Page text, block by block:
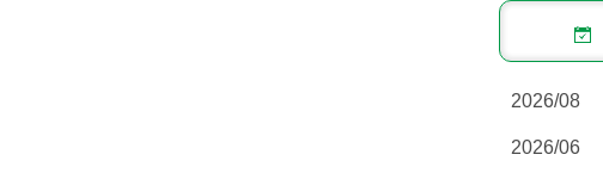
2026/08
2026/06